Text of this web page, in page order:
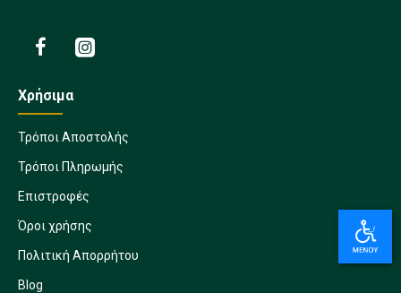
Χρήσιμα
Τρόποι Αποστολής
Τρόποι Πληρωμής
Επιστροφές
Όροι χρήσης
Πολιτική Απορρήτου
Blog